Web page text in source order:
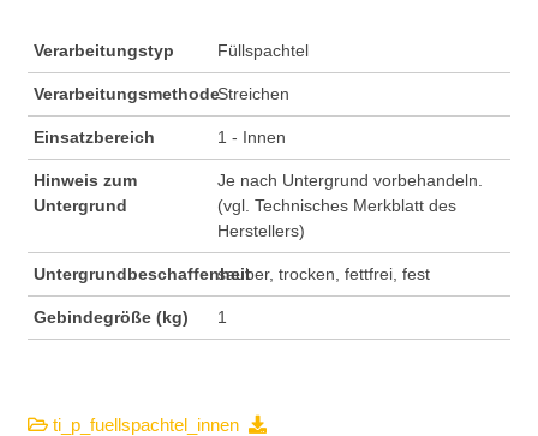
Verarbeitungstyp Füllspachtel
VerarbeitungsmethodeStreichen
Einsatzbereich 1 - Innen
Hinweis zum
Untergrund
Je nach Untergrund vorbehandeln.
(vgl. Technisches Merkblatt des
Herstellers)
Untergrundbeschaffenheitsauber, trocken, fettfrei, fest
Gebindegröße (kg) 1
ti_p_fuellspachtel_innen